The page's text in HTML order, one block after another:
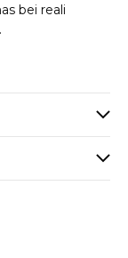
bei reali